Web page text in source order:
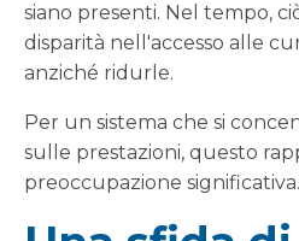
siano presenti. Nel tempo,
disparità nell'accesso alle
anziché ridurle.
Per un sistema che si
sulle prestazioni, questo
preoccupazione significativa.